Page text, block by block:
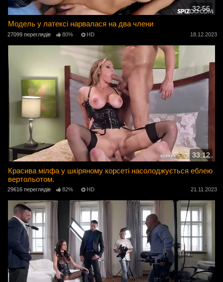
32:56
Модель у латексі нарвалася на два члени
27099 переглядів 80% HD 18.12.2023
33:12
Красива мілфа у шкіряному корсеті насолоджується еблею
вертольотом.
29616 переглядів 82% HD 21.11.2023